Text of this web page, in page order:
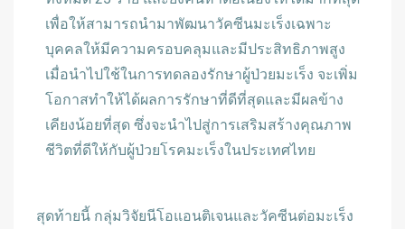
เพื่อให้สามารถนำมาพัฒนาวัคซีนมะเร็งเฉพาะ
บุคคลให้มีความครอบคลุมและมีประสิทธิภาพสูง
เมื่อนำไปใช้ในการทดลองรักษาผู้ป่วยมะเร็ง จะเพิ่ม
โอกาสทำให้ได้ผลการรักษาที่ดีที่สุดและมีผลข้าง
เคียงน้อยที่สุด ซึ่งจะนำไปสู่การเสริมสร้างคุณภาพ
ชีวิตที่ดีให้กับผู้ป่วยโรคมะเร็งในประเทศไทย
สุดท้ายนี้ กลุ่มวิจัยนีโอแอนติเจนและวัคซีนต่อมะเร็ง